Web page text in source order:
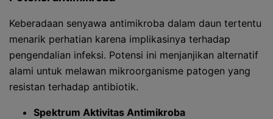
Keberadaan senyawa antimikroba dalam daun tertentu
menarik perhatian karena implikasinya terhadap
pengendalian infeksi. Potensi ini menjanjikan alternatif
alami untuk melawan mikroorganisme patogen yang
resistan terhadap antibiotik.
Spektrum Aktivitas Antimikroba